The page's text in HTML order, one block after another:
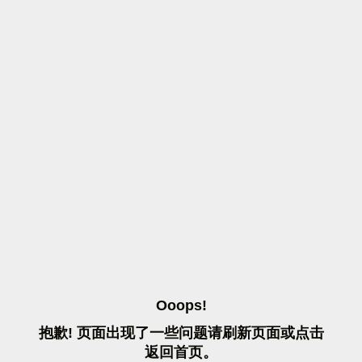
OOOPS!
抱歉! 页面出现了一些问题请刷 新页面或点击
返 回首页。